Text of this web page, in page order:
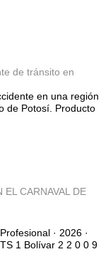
de tránsito en
en una región
de Potosí. Producto
EL CARNAVAL DE
· 2026 ·
1 Bolívar 2 2 0 0 9